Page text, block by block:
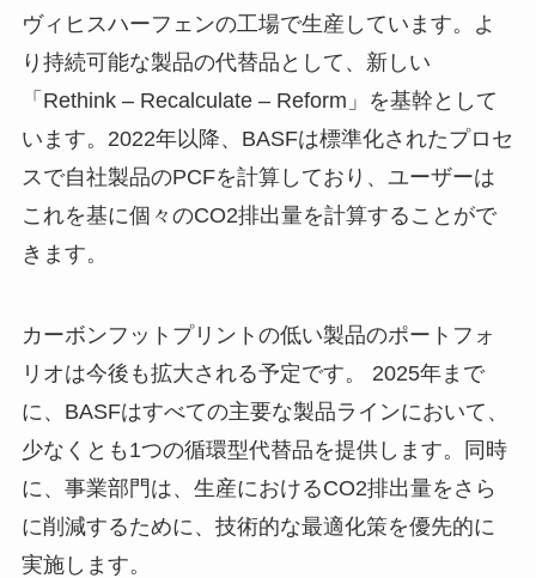
ヴィヒスハーフェンの工場で生産しています。よ
り持続可能な製品の代替品として、新しい
「Rethink – Recalculate – Reform」を基幹として
います。2022年以降、BASFは標準化されたプロセ
スで自社製品のPCFを計算しており、ユーザーは
これを基に個々のCO2排出量を計算することがで
きます。
カーボンフットプリントの低い製品のポートフォ
リオは今後も拡大される予定です。 2025年まで
に、BASFはすべての主要な製品ラインにおいて、
少なくとも1つの循環型代替品を提供します。同時
に、事業部門は、生産におけるCO2排出量をさら
に削減するために、技術的な最適化策を優先的に
実施します。